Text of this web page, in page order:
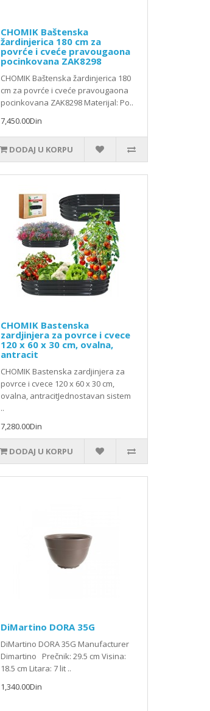
CHOMIK Baštenska
žardinjerica 180 cm za
povrće i cveće pravougaona
pocinkovana ZAK8298
CHOMIK Baštenska žardinjerica 180
cm za povrće i cveće pravougaona
pocinkovana ZAK8298 Materijal: Po..
7,450.00Din
DODAJ U KORPU
CHOMIK Bastenska
zardjinjera za povrce i cvece
120 x 60 x 30 cm, ovalna,
antracit
CHOMIK Bastenska zardjinjera za
povrce i cvece 120 x 60 x 30 cm,
ovalna, antracitJednostavan sistem
..
7,280.00Din
DODAJ U KORPU
DiMartino DORA 35G
DiMartino DORA 35G Manufacturer
Dimartino Prečnik: 29.5 cm Visina:
18.5 cm Litara: 7 lit ..
1,340.00Din